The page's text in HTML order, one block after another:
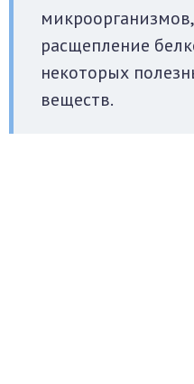
расщепление
некоторых
веществ.